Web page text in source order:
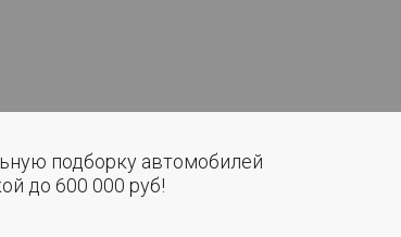
подборку автомобилей
до 600 000 руб!